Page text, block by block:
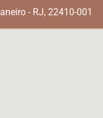
- RJ, 22410-001